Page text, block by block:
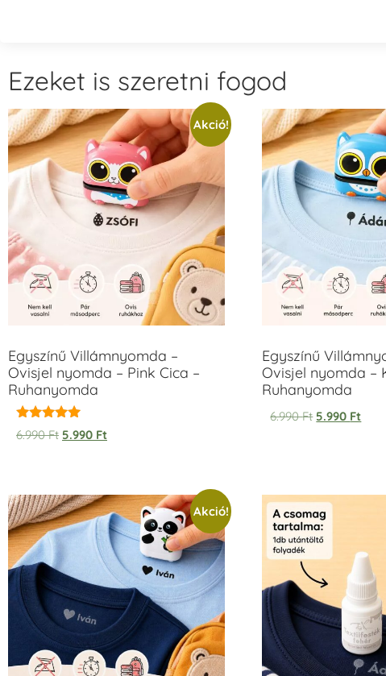
Ezeket is szeretni fogod
Akció!
Egyszínű Villámnyomda –
Ovisjel nyomda – Pink Cica –
Ruhanyomda
Értékelés:
5.00
6.990Ft 5.990 Ft
Egyszínű
Ovisjel nyomda –
Ruhanyomda
6.990Ft 5.990 Ft
Akció!